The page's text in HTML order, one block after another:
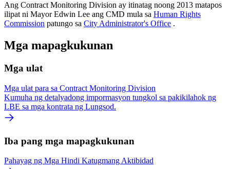
Ang Contract Monitoring Division ay itinatag noong 2013 matapos
ilipat ni Mayor Edwin Lee ang CMD mula sa Human Rights
Commission patungo sa City Administrator's Office .
Mga mapagkukunan
Mga ulat
Mga ulat para sa Contract Monitoring Division
Kumuha ng detalyadong impormasyon tungkol sa pakikilahok ng
LBE sa mga kontrata ng Lungsod.
Iba pang mga mapagkukunan
Pahayag ng Mga Hindi Katugmang Aktibidad